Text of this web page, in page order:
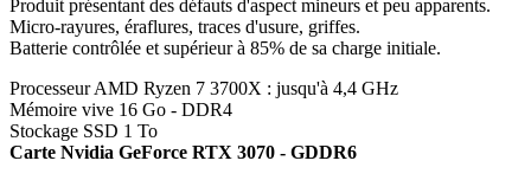
Produit présentant des défauts d'aspect mineurs et peu apparents.
Micro-rayures, éraflures, traces d'usure, griffes.
Batterie contrôlée et supérieur à 85% de sa charge initiale.
Processeur AMD Ryzen 7 3700X : jusqu'à 4,4 GHz
Mémoire vive 16 Go - DDR4
Stockage SSD 1 To
Carte Nvidia GeForce RTX 3070 - GDDR6